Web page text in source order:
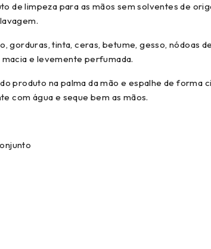
de limpeza para as mãos sem solventes de
gorduras, tinta, ceras, betume, gesso, nódoas
e levemente perfumada.
produto na palma da mão e espalhe de
com água e seque bem as mãos.